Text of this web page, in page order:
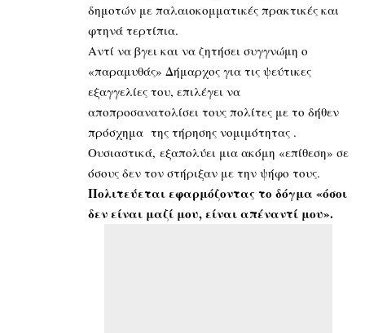
δημοτών με παλαιοκομματικές πρακτικές και
φτηνά τερτίπια.
Αντί να βγει και να ζητήσει συγγνώμη ο
«παραμυθάς» Δήμαρχος για τις ψεύτικες
εξαγγελίες του, επιλέγει να
αποπροσανατολίσει τους πολίτες με το δήθεν
πρόσχημα της τήρησης νομιμότητας .
Ουσιαστικά, εξαπολύει μια ακόμη «επίθεση» σε
όσους δεν τον στήριξαν με την ψήφο τους.
Πολιτεύεται εφαρμόζοντας το δόγμα «όσοι
δεν είναι μαζί μου, είναι απέναντί μου».